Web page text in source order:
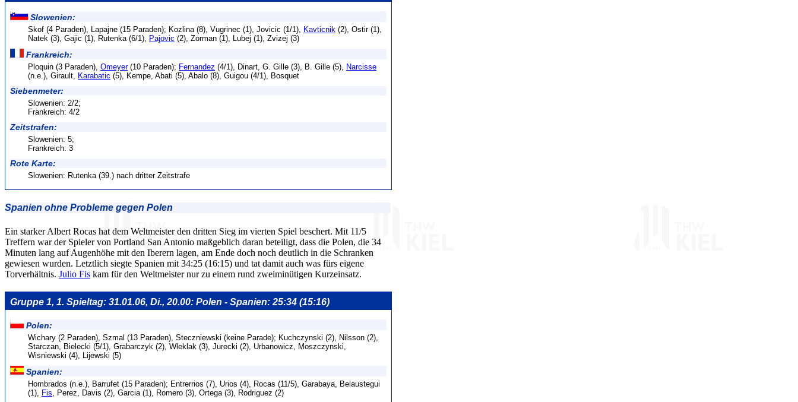
Slowenien:
Skof (4 Paraden), Lapajne (15 Paraden); Kozlina (8), Vugrinec (1), Jovicic (1/1), Kavticnik (2), Ostir (1),
Natek (3), Gajic (1), Rutenka (6/1), Pajovic (2), Zorman (1), Lubej (1), Zvizej (3)
Frankreich:
Ploquin (3 Paraden), Omeyer(10 Paraden); Fernandez (4/1), Dinart, G. Gille (3), B. Gille (5), Narcisse
(n.e.), Girault, Karabatic (5), Kempe, Abati (5), Abalo (8), Guigou (4/1), Bosquet
Siebenmeter:
Slowenien: 2/2;
Frankreich: 4/2
Zeitstrafen:
Slowenien: 5;
Frankreich: 3
Rote Karte:
Slowenien: Rutenka (39.) nach dritter Zeitstrafe
Spanien ohne Probleme gegen Polen
Ein starker Albert Rocas hat dem Weltmeister den dritten Sieg im vierten Spiel beschert. Mit 11/5
Treffern war der Spieler von Portland San Antonio maßgeblich daran beteiligt, dass die Polen, die 34
Minuten lang auf Augenhöhe mit den Iberern lagen, am Ende doch noch deutlich in die Schranken
gewiesen wurden. Letztlich siegte Spanien mit 34:25 (16:15) und tat damit auch was fürs eigene
Torverhältnis. Julio Fis kam für den Weltmeister nur zu einem rund zweiminütigen Kurzeinsatz.
Gruppe 1, 1. Spieltag: 31.01.06, Di., 20.00: Polen - Spanien: 25:34 (15:16)
Polen:
Wichary (2 Paraden), Szmal (13 Paraden), Steczniewski (keine Parade); Kuchczynski (2), Nilsson (2),
Starczan, Bielecki (5/1), Grabarczyk (2), Wleklak (3), Jurecki (2), Urbanowicz, Moszczynski,
Wisniewski (4), Lijewski (5)
Spanien:
Hombrados (n.e.), Barrufet (15 Paraden); Entrerrios (7), Urios (4), Rocas (11/5), Garabaya, Belaustegui
(1), Fis , Perez, Davis (2), Garcia (1), Romero (3), Ortega (3), Rodriguez (2)